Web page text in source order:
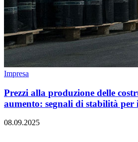
Impresa
Prezzi alla produzione delle
aumento: segnali di stabilità per
08.09.2025